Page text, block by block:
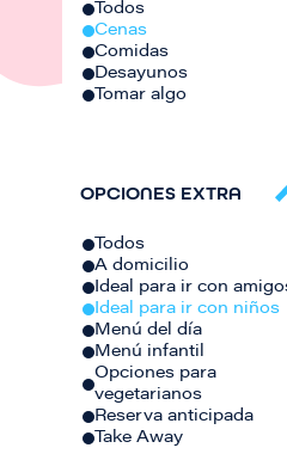
Todos
Cenas
Comidas
Desayunos
Tomar algo
OPCIONES EXTRA
Todos
A domicilio
Ideal para ir con
Ideal para ir con niños
Menú del día
Menú infantil
Opciones para
vegetarianos
Reserva anticipada
Take Away